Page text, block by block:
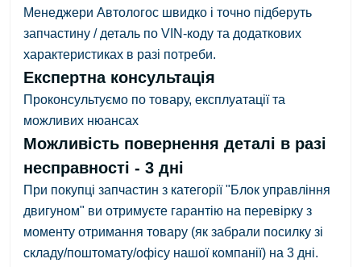
Менеджери Автологос швидко і точно підберуть
запчастину / деталь по VIN-коду та додаткових
характеристиках в разі потреби.
Експертна консультація
Проконсультуємо по товару, експлуатації та
можливих нюансах
Можливість повернення деталі в разі
несправності - 3 дні
При покупці запчастин з категорії "Блок управління
двигуном" ви отримуєте гарантію на перевірку з
моменту отримання товару (як забрали посилку зі
складу/поштомату/офісу нашої компанії) на 3 дні.